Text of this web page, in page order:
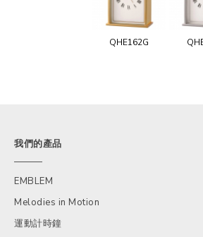
QHE162G
我們的產品
EMBLEM
Melodies in Motion
運動計時鐘